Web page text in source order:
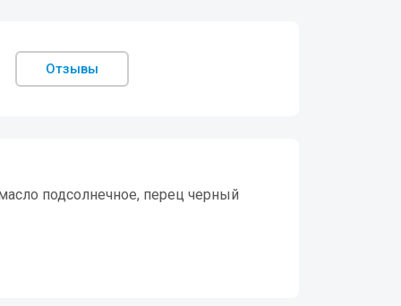
Отзывы
подсолнечное, перец черный